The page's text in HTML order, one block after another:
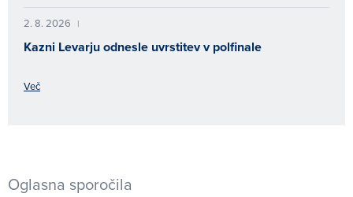
2. 8. 2026 |
Kazni Levarju odnesle uvrstitev v polfinale
Več
Oglasna sporočila